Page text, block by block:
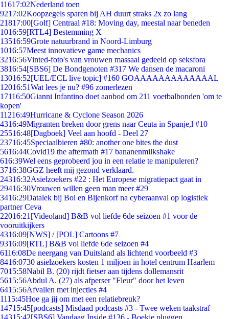
11617:02Nederland toen
9217:02Koopzegels sparen bij AH duurt straks 2x zo lang
21817:00[Golf] Centraal #18: Moving day, meestal naar beneden
1016:59[RTL4] Bestemming X
13516:59Grote natuurbrand in Noord-Limburg
1016:57Meest innovatieve game mechanics
3216:56Vinted-foto's van vrouwen massaal gedeeld op seksfora
3816:54[SBS6] De Bondgenoten #317 We dansen de macaroni
13016:52[UEL/ECL live topic] #160 GOAAAAAAAAAAAAAL
12016:51Wat lees je nu? #96 zomerlezen
17116:50Gianni Infantino doet aanbod om 211 voetbalbonden 'om te
kopen'
11216:49Hurricane & Cyclone Season 2026
4316:49Migranten breken door grens naar Ceuta in Spanje,l #10
25516:48[Dagboek] Veel aan hoofd - Deel 27
23716:45Speciaalbieren #80: another one bites the dust
5616:44Covid19 the aftermath #17 bananenmilkshake
616:39Wel eens geprobeerd jou in een relatie te manipuleren?
3716:38GGZ heeft mij gezond verklaard.
24316:32Asielzoekers #22 : Het Europese migratiepact gaat in
29416:30Vrouwen willen geen man meer #29
3416:29Datalek bij Bol en Bijenkorf na cyberaanval op logistiek
partner Ceva
22016:21 [Videoland] B&B vol liefde 6de seizoen #1 voor de
vooruitkijkers
4316:09[NWS] / [POL] Cartoons #7
9316:09[RTL] B&B vol liefde 6de seizoen #4
6116:08De neergang van Duitsland als lichtend voorbeeld #3
8416:0730 asielzoekers kosten 1 miljoen in hotel centrum Haarlem
7015:58Nabil B. (20) rijdt fietser aan tijdens dollemansrit
5615:56Abdul A. (27) als afperser "Fleur" door het leven
6415:56Afvallen met injecties #4
1115:45Hoe ga jij om met een relatiebreuk?
14715:45[podcasts] Misdaad podcasts #3 - Twee weken taakstraf
14315:42[SBS6] Vandaag Inside #136 - Boekje pluggen.